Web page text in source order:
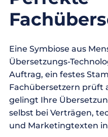
Eine Symbiose aus
Übersetzungs-
Auftrag, ein festes
Fachübersetzern prüft
gelingt Ihre
selbst bei Verträgen,
und Marketingtexten in